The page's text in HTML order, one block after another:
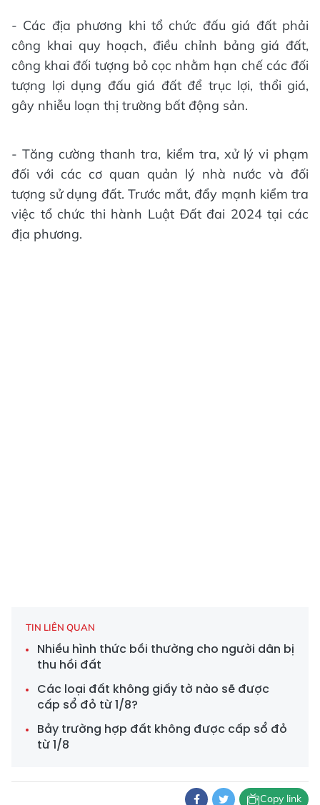
- Các địa phương khi tổ chức đấu giá đất phải
công khai quy hoạch, điều chỉnh bảng giá đất,
công khai đối tượng bỏ cọc nhằm hạn chế các đối
tượng lợi dụng đấu giá đất để trục lợi, thổi giá,
gây nhiễu loạn thị trường bất động sản.
- Tăng cường thanh tra, kiểm tra, xử lý vi phạm
đối với các cơ quan quản lý nhà nước và đối
tượng sử dụng đất. Trước mắt, đẩy mạnh kiểm tra
việc tổ chức thi hành Luật Đất đai 2024 tại các
địa phương.
TIN LIÊN QUAN
Nhiều hình thức bồi thường cho người dân bị
thu hồi đất
Các loại đất không giấy tờ nào sẽ được
cấp sổ đỏ từ 1/8?
Bảy trường hợp đất không được cấp sổ đỏ
từ 1/8
Copy link